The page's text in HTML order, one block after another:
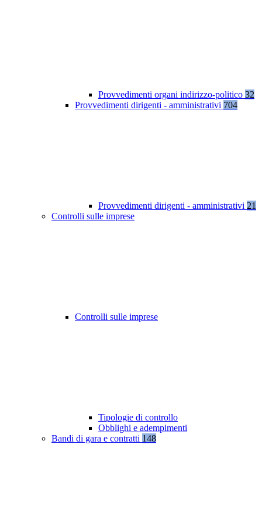
Provvedimenti organi indirizzo-politico 32
Provvedimenti dirigenti - amministrativi 704
Provvedimenti dirigenti - amministrativi 21
Controlli sulle imprese
Controlli sulle imprese
Tipologie di controllo
Obblighi e adempimenti
Bandi di gara e contratti 148